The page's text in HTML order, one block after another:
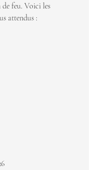
feu. Voici les
attendus :